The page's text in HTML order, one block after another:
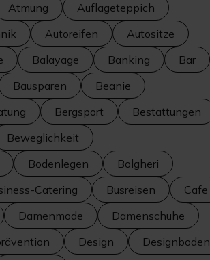
Atmung
Auflageteppich
Autoreifen
Autositze
Balayage Banking
Bar
Bausparen
Beanie
Bergsport
Bestattungen
Beweglichkeit
Bodenlegen
Bolgheri
Catering Busreisen
Cafe
Damenmode
Damenschuhe
Design
Designboden